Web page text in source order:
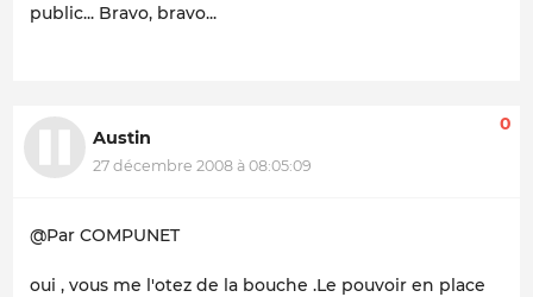
public... Bravo, bravo...
Austin
27 décembre 2008 à 08:05:09
0
@Par COMPUNET
oui , vous me l'otez de la bouche .Le pouvoir en place